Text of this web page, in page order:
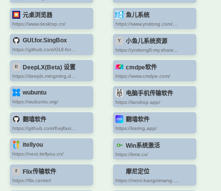
元桌浏览器
https://www.desktxp.cn/
鱼儿系统
GUI.for.SingBox 小鱼儿系统资源
DeepLX(Beta) 设置 cmdpe软件
https://www.cmdpe.com/
wubuntu
https://wubuntu.org/
电脑手机传输软件
https://landrop.app/
翻墙软件 翻墙软件
https://karing.app/
itellyou
https://next.itellyou.cn/
Win系统激活
https://kms.cx/
Flix传输软件
https://flix.center/
摩尼定位